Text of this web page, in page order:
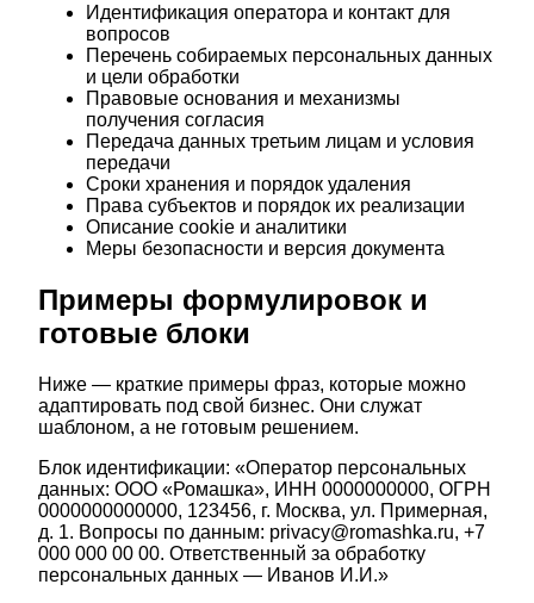
Идентификация оператора и контакт для
вопросов
Перечень собираемых персональных данных
и цели обработки
Правовые основания и механизмы
получения согласия
Передача данных третьим лицам и условия
передачи
Сроки хранения и порядок удаления
Права субъектов и порядок их реализации
Описание cookie и аналитики
Меры безопасности и версия документа
Примеры формулировок и
готовые блоки
Ниже — краткие примеры фраз, которые можно
адаптировать под свой бизнес. Они служат
шаблоном, а не готовым решением.
Блок идентификации: «Оператор персональных
данных: ООО «Ромашка», ИНН 0000000000, ОГРН
0000000000000, 123456, г. Москва, ул. Примерная,
д. 1. Вопросы по данным: privacy@romashka.ru, +7
000 000 00 00. Ответственный за обработку
персональных данных — Иванов И.И.»